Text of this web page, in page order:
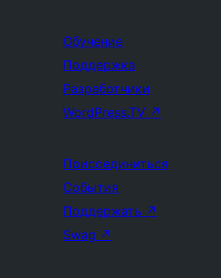
Обучение
Поддержка
Разработчики
WordPress.TV ↗
Присоединиться
События
Поддержать ↗
Swag ↗